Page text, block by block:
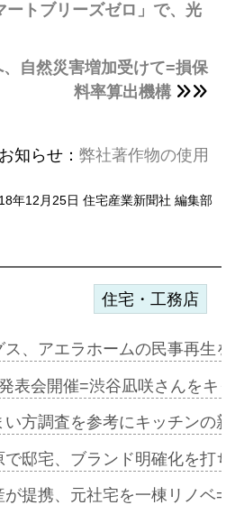
ートブリーズゼロ」で、光
自然災害増加受けて=損保
料率算出機構
知らせ： 弊社著作物の使用
年12月25日 住宅産業新聞社 編集部
住宅・工務店
ス、アエラホームの民事再
表会開催=渋谷凪咲さんを
い方調査を参考にキッチン
で邸宅、ブランド明確化を
が提携、元社宅を一棟リノ